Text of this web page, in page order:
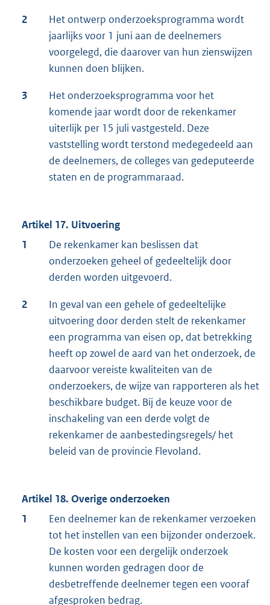
2
Het ontwerp onderzoeksprogramma wordt
jaarlijks voor 1 juni aan de deelnemers
voorgelegd, die daarover van hun zienswijzen
kunnen doen blijken.
3
Het onderzoeksprogramma voor het
komende jaar wordt door de rekenkamer
uiterlijk per 15 juli vastgesteld. Deze
vaststelling wordt terstond medegedeeld aan
de deelnemers, de colleges van gedeputeerde
staten en de programmaraad.
Artikel 17. Uitvoering
1
De rekenkamer kan beslissen dat
onderzoeken geheel of gedeeltelijk door
derden worden uitgevoerd.
2
In geval van een gehele of gedeeltelijke
uitvoering door derden stelt de rekenkamer
een programma van eisen op, dat betrekking
heeft op zowel de aard van het onderzoek, de
daarvoor vereiste kwaliteiten van de
onderzoekers, de wijze van rapporteren als het
beschikbare budget. Bij de keuze voor de
inschakeling van een derde volgt de
rekenkamer de aanbestedingsregels/ het
beleid van de provincie Flevoland.
Artikel 18. Overige onderzoeken
1
Een deelnemer kan de rekenkamer verzoeken
tot het instellen van een bijzonder onderzoek.
De kosten voor een dergelijk onderzoek
kunnen worden gedragen door de
desbetreffende deelnemer tegen een vooraf
afgesproken bedrag.